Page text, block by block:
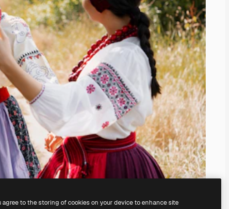
agree to the storing of cookies on your device to enhance site